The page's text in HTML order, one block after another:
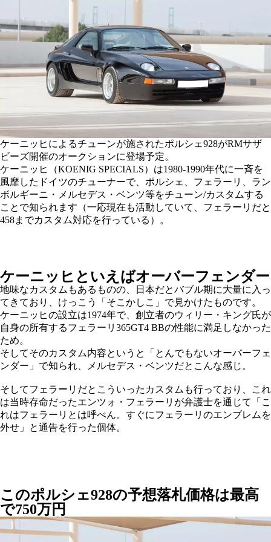
ケーニッヒによるチューンが施されたポルシェ928がRMサザ
ビーズ開催のオークションに登場予定。
ケーニッヒ（KOENIG SPECIALS）は1980-1990年代に一斉を
風靡したドイツのチューナーで、ポルシェ、フェラーリ、ラン
ボルギーニ・メルセデス・ベンツ等をチューン/カスタムする
ことで知られます（一応現在も活動していて、フェラーリだと
458までカスタム対応を行っている）。
ケーニッヒといえばオーバーフェンダー
地味なカスタムもあるものの、日本だとバブル期に大量に入っ
てきており、けっこう「そこかしこ」で見かけたものです。
ケーニッヒの設立は1974年で、創立者のウィリー・キング氏が
自身の所有するフェラーリ365GT4 BBの性能に満足しなかった
ため。
そしてそのカスタム内容というと「とんでもないオーバーフェ
ンダー」で知られ、メルセデス・ベンツだとこんな感じ。
そしてフェラーリだとこういったカスタムも行っており、これ
は当時存命だったエンツォ・フェラーリが弁護士を通じて「こ
れはフェラーリとは呼べん。すぐにフェラーリのエンブレムを
外せ」と通告を行った個体。
このポルシェ928の予想落札価格は最高
で750万円